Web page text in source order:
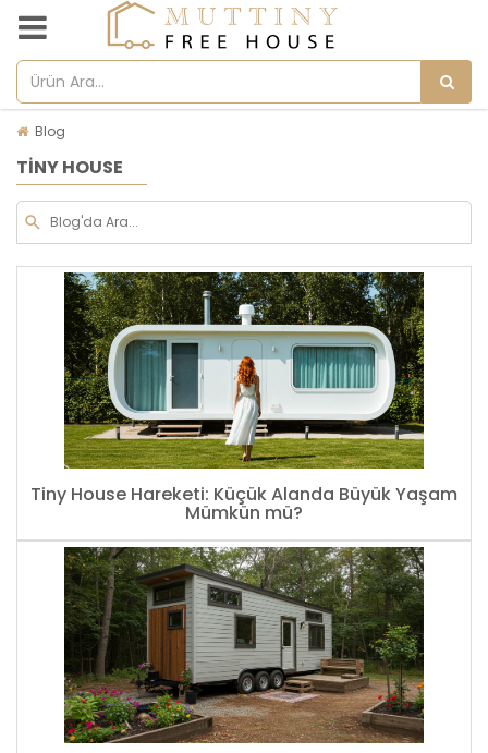
Blog
TINY HOUSE
Tiny House Hareketi: Küçük Alanda Büyük Yaşam
Mümkün mü?